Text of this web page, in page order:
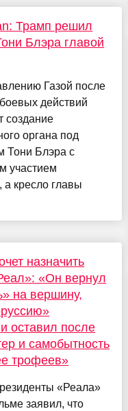
Трамп решил
Блэра главой
Газой после
действий
создание
органа под
Тони Блэра с
участием
а кресло главы
назначить
«Он вернул
на вершину,
оставил после
и самобытность
трофеев»
«Реала»
заявил, что